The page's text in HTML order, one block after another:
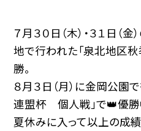
７月３０日（木）・３１日（
地で行われた「泉北地区
勝。
８月３日（月）に金岡公園
連盟杯 個人戦」で👑優勝
夏休みに入って以上の成